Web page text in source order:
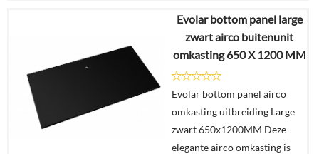
€259,00
In
winkelmand
Evolar bottom panel large
zwart airco buitenunit
omkasting 650 X 1200 MM
Evolar bottom panel airco
omkasting uitbreiding Large
zwart 650x1200MM Deze
elegante airco omkasting is